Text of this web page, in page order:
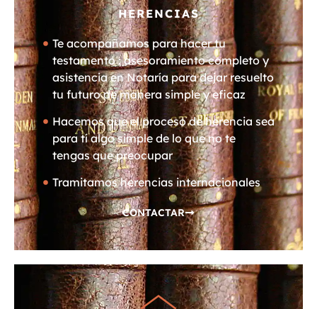
HERENCIAS
Te acompañamos para hacer tu
testamento : asesoramiento completo y
asistencia en Notaría para dejar resuelto
tu futuro de manera simple y eficaz
Hacemos que el proceso de herencia sea
para tí algo simple de lo que no te
tengas que preocupar
Tramitamos herencias internacionales
CONTACTAR